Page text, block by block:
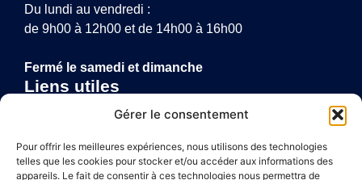
Gérer le consentement
Pour offrir les meilleures expériences, nous utilisons des technologies
telles que les cookies pour stocker et/ou accéder aux informations des
appareils. Le fait de consentir à ces technologies nous permettra de
Du lundi au vendredi :
de 9h00 à 12h00 et de 14h00 à 16h00
Fermé le samedi et dimanche
Liens utiles
Annuaire de santé
Politique de confidentialité
Plan du site